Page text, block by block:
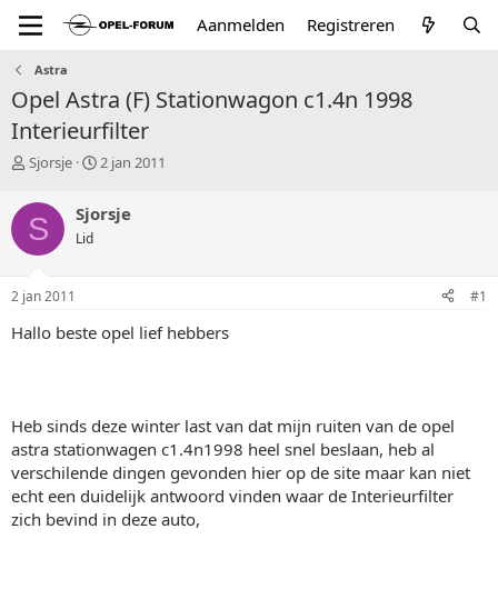
Aanmelden Registreren
Astra
Opel Astra (F) Stationwagon c1.4n 1998
Interieurfilter
T
p
i
c
s
a
t
Sjorsje
S
r
a
m
2 jan 2011
S Sjorsje
Lid
2 jan 2011 #1
Hallo beste opel lief hebbers
Heb sinds deze winter last van dat mijn ruiten van de opel
astra stationwagen c1.4n1998 heel snel beslaan, heb al
verschilende dingen gevonden hier op de site maar kan niet
echt een duidelijk antwoord vinden waar de Interieurfilter
zich bevind in deze auto,